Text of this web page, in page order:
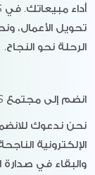
تحويل الأعمال،
الرحلة نحو النجاح.
انضم إلى مجتمع CPRMS
نحن ندعوك
والبقاء في صدارة